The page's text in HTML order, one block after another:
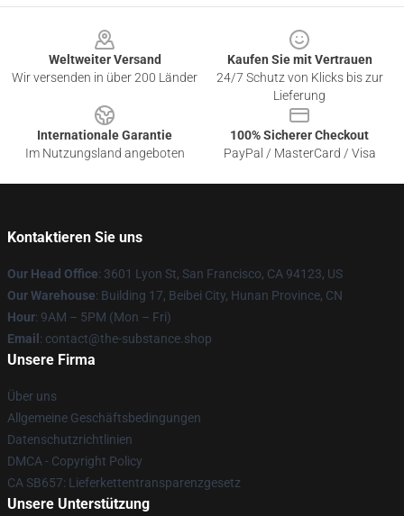
Weltweiter Versand
Wir versenden in über 200 Länder
Kaufen Sie mit Vertrauen
24/7 Schutz von Klicks bis zur
Lieferung
Internationale Garantie
Im Nutzungsland angeboten
100% Sicherer Checkout
PayPal / MasterCard / Visa
Kontaktieren Sie uns
Our Head Office: 3601 Lyon St, San Francisco, CA 94123, US
Our Warehouse: Building 17, Beibei City, Hunan Province, CN
Hour: 9AM – 5PM (Mon – Fri)
Email : contact@the-substance.shop
Unsere Firma
Über uns
Allgemeine Geschäftsbedingungen
Datenschutzrichtlinien
DMCA - Copyright Policy
CA SB657: Lieferkettentransparenzgesetz
Unsere Unterstützung